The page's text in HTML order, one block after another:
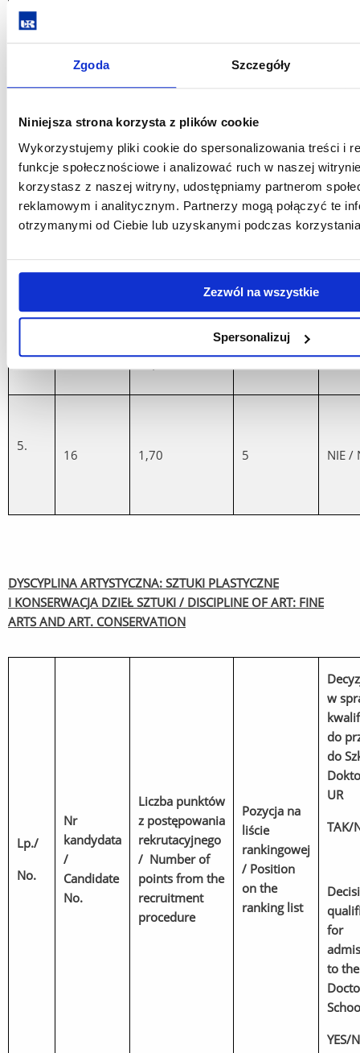
Zgoda Szczegóły
Niniejsza strona korzysta z plików cookie
Wykorzystujemy pliki cookie do spersonalizowania treści i
funkcje społecznościowe i analizować ruch w naszej
korzystasz z naszej witryny, udostępniamy partnerom
reklamowym i analitycznym. Partnerzy mogą połączyć te
otrzymanymi od Ciebie lub uzyskanymi podczas
Zezwól na wszystkie
Spersonalizuj
1.
19 53,80 TAK
2.
4.
5.
16 1,70 5 NIE /
DYSCYPLINA ARTYSTYCZNA: SZTUKI PLASTYCZNE
I KONSERWACJA DZIEŁ SZTUKI / DISCIPLINE OF ART: FINE
ARTS AND ART. CONSERVATION
Lp./
No.
Nr
kandydata
/
Candidate
No.
Liczba punktów
z postępowania
rekrutacyjnego
/ Number of
points from the
recruitment
procedure
Pozycja na
liście
rankingowej
/ Position
on the
ranking list
w
do
do
UR
TAK/
for
to
YES/